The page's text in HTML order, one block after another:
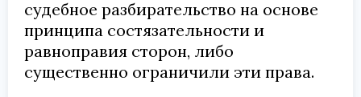
судебное разбирательство на основе
принципа состязательности и
равноправия сторон, либо
существенно ограничили эти права.